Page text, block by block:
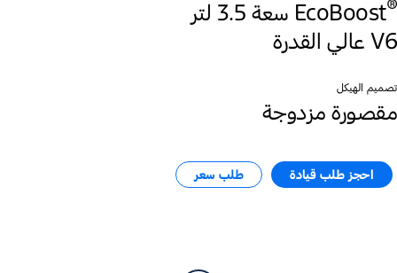
EcoBoost®
V6 عالي القدرة
تصميم الهيكل
مقصورة مزدوجة
احجز طلب قيادة طلب سعر